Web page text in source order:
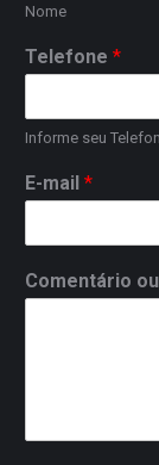
Nome
Telefone *
Informe seu
E-mail *
Comentário